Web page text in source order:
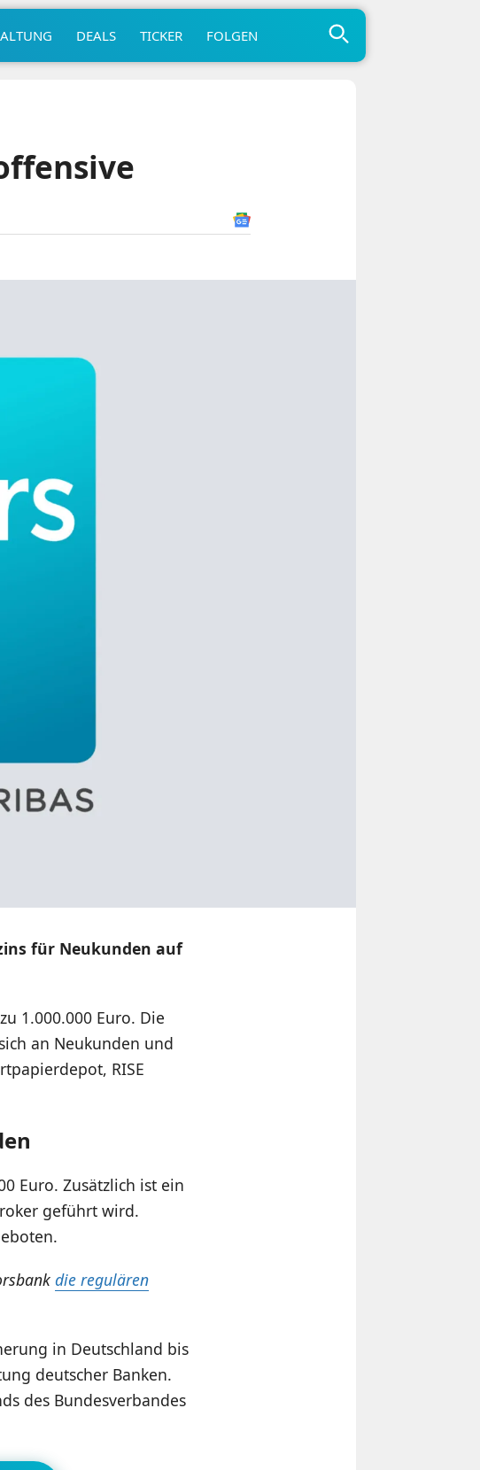
DEALS TICKER FOLGEN
für Neukunden auf
1.000.000 Euro. Die
an Neukunden und
RISE
Euro. Zusätzlich ist ein
geführt wird.
die regulären
in Deutschland bis
deutscher Banken.
des Bundesverbandes